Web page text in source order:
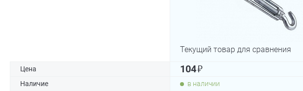
Текущий товар для сравнения
Цена 104₽
Наличие в наличии